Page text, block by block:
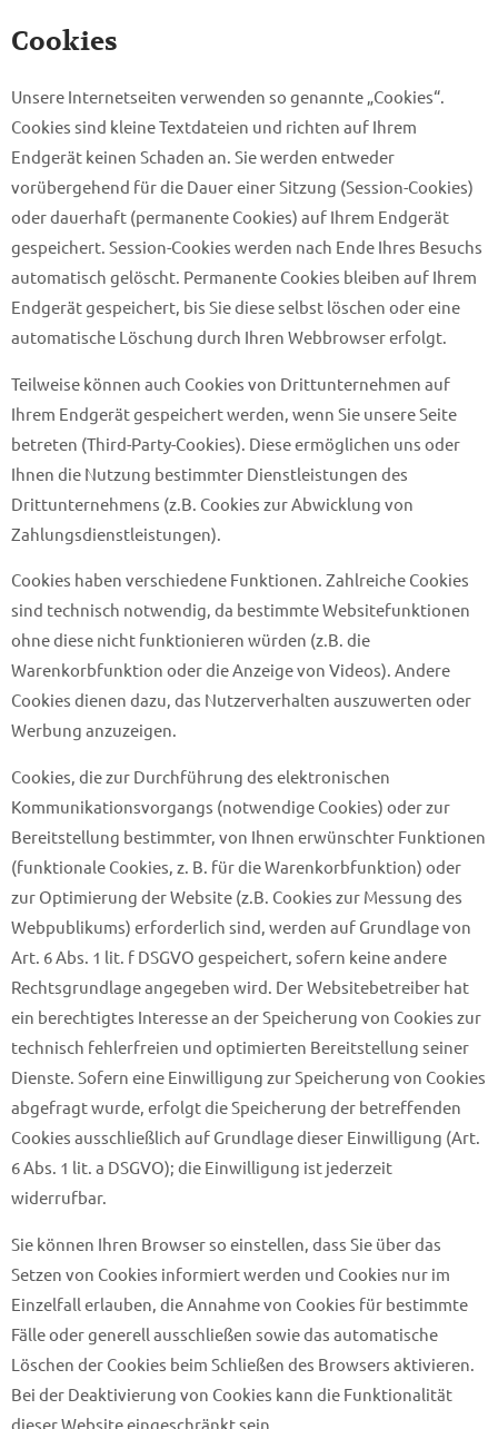
Cookies
Unsere Internetseiten verwenden so genannte „Cookies“.
Cookies sind kleine Textdateien und richten auf Ihrem
Endgerät keinen Schaden an. Sie werden entweder
vorübergehend für die Dauer einer Sitzung (Session-Cookies)
oder dauerhaft (permanente Cookies) auf Ihrem Endgerät
gespeichert. Session-Cookies werden nach Ende Ihres Besuchs
automatisch gelöscht. Permanente Cookies bleiben auf Ihrem
Endgerät gespeichert, bis Sie diese selbst löschen oder eine
automatische Löschung durch Ihren Webbrowser erfolgt.
Teilweise können auch Cookies von Drittunternehmen auf
Ihrem Endgerät gespeichert werden, wenn Sie unsere Seite
betreten (Third-Party-Cookies). Diese ermöglichen uns oder
Ihnen die Nutzung bestimmter Dienstleistungen des
Drittunternehmens (z.B. Cookies zur Abwicklung von
Zahlungsdienstleistungen).
Cookies haben verschiedene Funktionen. Zahlreiche Cookies
sind technisch notwendig, da bestimmte Websitefunktionen
ohne diese nicht funktionieren würden (z.B. die
Warenkorbfunktion oder die Anzeige von Videos). Andere
Cookies dienen dazu, das Nutzerverhalten auszuwerten oder
Werbung anzuzeigen.
Cookies, die zur Durchführung des elektronischen
Kommunikationsvorgangs (notwendige Cookies) oder zur
Bereitstellung bestimmter, von Ihnen erwünschter Funktionen
(funktionale Cookies, z. B. für die Warenkorbfunktion) oder
zur Optimierung der Website (z.B. Cookies zur Messung des
Webpublikums) erforderlich sind, werden auf Grundlage von
Art. 6 Abs. 1 lit. f DSGVO gespeichert, sofern keine andere
Rechtsgrundlage angegeben wird. Der Websitebetreiber hat
ein berechtigtes Interesse an der Speicherung von Cookies zur
technisch fehlerfreien und optimierten Bereitstellung seiner
Dienste. Sofern eine Einwilligung zur Speicherung von Cookies
abgefragt wurde, erfolgt die Speicherung der betreffenden
Cookies ausschließlich auf Grundlage dieser Einwilligung (Art.
6 Abs. 1 lit. a DSGVO); die Einwilligung ist jederzeit
widerrufbar.
Sie können Ihren Browser so einstellen, dass Sie über das
Setzen von Cookies informiert werden und Cookies nur im
Einzelfall erlauben, die Annahme von Cookies für bestimmte
Fälle oder generell ausschließen sowie das automatische
Löschen der Cookies beim Schließen des Browsers aktivieren.
Bei der Deaktivierung von Cookies kann die Funktionalität
dieser Website eingeschränkt sein.